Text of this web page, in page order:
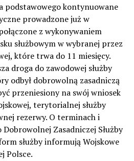
podstawowego kontynuowane
prowadzone już w
z wykonywaniem
służbowym w wybranej przez
które trwa do 11 miesięcy.
droga do zawodowej służby
odbył dobrowolną zasadniczą
przeniesiony na swój wniosek
terytorialnej służby
rezerwy. O terminach i
Zasadniczej Służby
służby informują Wojskowe
Polsce.